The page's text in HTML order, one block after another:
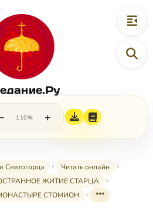
110% +
Святогорца
Читать онлайн
ЖИТИЕ СТАРЦА
МОНАСТЫРЕ СТОМИОН
***